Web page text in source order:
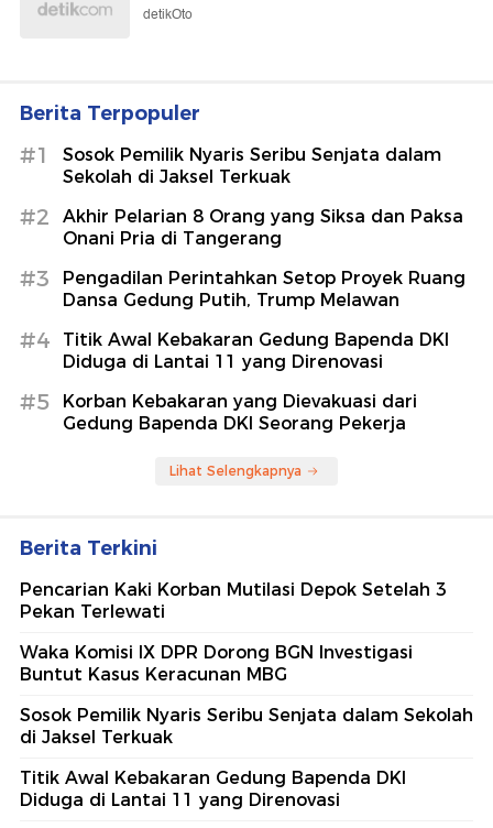
detikOto
Berita Terpopuler
#1
Sosok Pemilik Nyaris Seribu Senjata dalam
Sekolah di Jaksel Terkuak
#2
Akhir Pelarian 8 Orang yang Siksa dan Paksa
Onani Pria di Tangerang
#3
Pengadilan Perintahkan Setop Proyek Ruang
Dansa Gedung Putih, Trump Melawan
#4
Titik Awal Kebakaran Gedung Bapenda DKI
Diduga di Lantai 11 yang Direnovasi
#5
Korban Kebakaran yang Dievakuasi dari
Gedung Bapenda DKI Seorang Pekerja
Lihat Selengkapnya
Berita Terkini
Pencarian Kaki Korban Mutilasi Depok Setelah 3
Pekan Terlewati
Waka Komisi IX DPR Dorong BGN Investigasi
Buntut Kasus Keracunan MBG
Sosok Pemilik Nyaris Seribu Senjata dalam Sekolah
di Jaksel Terkuak
Titik Awal Kebakaran Gedung Bapenda DKI
Diduga di Lantai 11 yang Direnovasi